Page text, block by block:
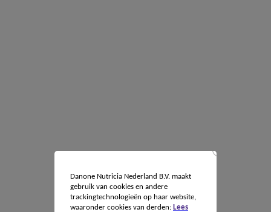
Danone Nutricia Nederland B.V. maakt
gebruik van cookies en andere
trackingtechnologieën op haar website,
waaronder cookies van derden: Lees